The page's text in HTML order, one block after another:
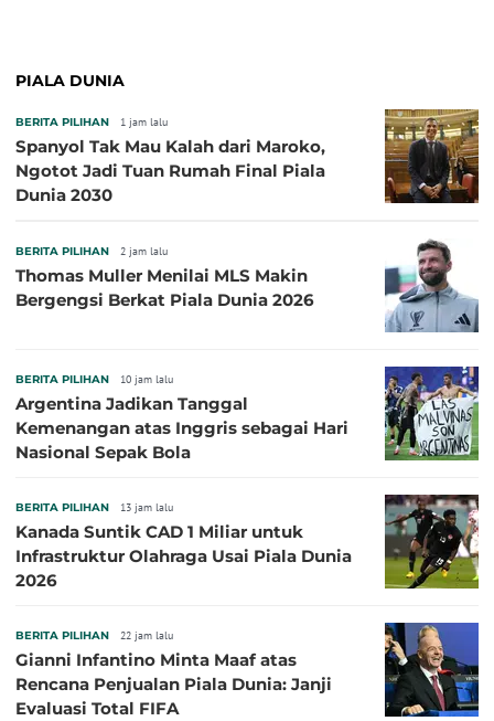
PIALA DUNIA
BERITA PILIHAN 1 jam lalu
Spanyol Tak Mau Kalah dari Maroko,
Ngotot Jadi Tuan Rumah Final Piala
Dunia 2030
BERITA PILIHAN 2 jam lalu
Thomas Muller Menilai MLS Makin
Bergengsi Berkat Piala Dunia 2026
BERITA PILIHAN 10 jam lalu
Argentina Jadikan Tanggal
Kemenangan atas Inggris sebagai Hari
Nasional Sepak Bola
BERITA PILIHAN 13 jam lalu
Kanada Suntik CAD 1 Miliar untuk
Infrastruktur Olahraga Usai Piala Dunia
2026
BERITA PILIHAN 22 jam lalu
Gianni Infantino Minta Maaf atas
Rencana Penjualan Piala Dunia: Janji
Evaluasi Total FIFA